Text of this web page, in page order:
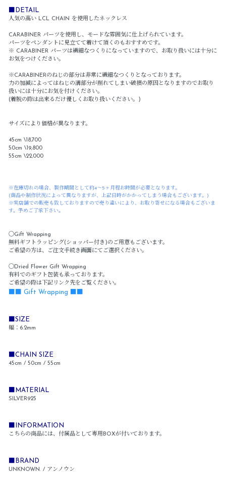
■DETAIL
人気の高い LCL CHAIN を使用したネックレス
CARABINER パーツを使用し、モードな雰囲気に仕上げられています。
パーツをペンダントに見立てて着けて頂くのもおすすめです。
※ CARABINER パーツは繊細なつくりになっていますので、お取り扱いには十分に
お気をつけください。
※CARABINERのねじの部分は非常に繊細なつくりとなっております。
力の加減によってはねじの溝部分が削れてしまい破損の原因となりますのでお取り
扱いには十分にお気を付けください。
(着脱の際は出来るだけ優しくお取り扱いください。)
サイズにより価格が異なります。
45cm \18,700
50cm \19,800
55cm \22,000
※在庫切れの場合、製作期間として約4～5ヶ月程お時間が必要となります。
(商品や制作状況によって異なりますが、上記日時がかかってしまう場合もございます。)
※実店舗での販売も致しておりますので売り違いにより、お取り寄せになる場合もございま
す。予めご了承下さい。
〇Gift Wrapping
無料ギフトラッピング(ショッパー付き)のご用意もございます。
ご希望の方は、ご注文手続き画面にてご選択ください。
〇Dried Flower Gift Wrapping
有料でのギフト包装も承っております。
ご希望の際は下記リンク先をご覧ください。
■■ Gift Wrapping ■■
■SIZE
幅：6.2mm
■CHAIN SIZE
45cm / 50cm / 55cm
■MATERIAL
SILVER925
■INFORMATION
こちらの商品には、付属品として専用BOXが付いております。
■BRAND
UNKNOWN. / アンノウン